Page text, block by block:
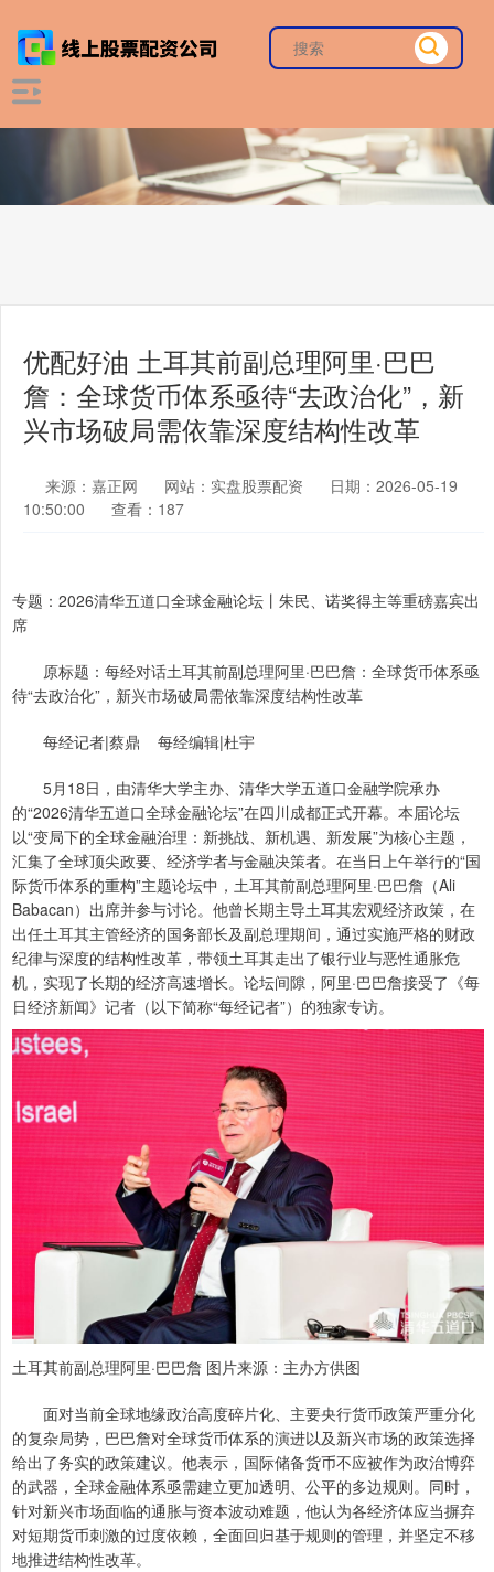
优配好油 土耳其前副总理阿里·巴巴
詹：全球货币体系亟待“去政治化”，新
兴市场破局需依靠深度结构性改革
来源：嘉正网 网站：实盘股票配资
日期：2026-05-19
10:50:00
查看：187
专题：2026清华五道口全球金融论坛丨朱民、诺奖得主等重磅嘉宾出
席
原标题：每经对话土耳其前副总理阿里·巴巴詹：全球货币体系亟
待“去政治化”，新兴市场破局需依靠深度结构性改革
每经记者|蔡鼎 每经编辑|杜宇
5月18日，由清华大学主办、清华大学五道口金融学院承办
的“2026清华五道口全球金融论坛”在四川成都正式开幕。本届论坛
以“变局下的全球金融治理：新挑战、新机遇、新发展”为核心主题，
汇集了全球顶尖政要、经济学者与金融决策者。在当日上午举行的“国
际货币体系的重构”主题论坛中，土耳其前副总理阿里·巴巴詹（Ali
Babacan）出席并参与讨论。他曾长期主导土耳其宏观经济政策，在
出任土耳其主管经济的国务部长及副总理期间，通过实施严格的财政
纪律与深度的结构性改革，带领土耳其走出了银行业与恶性通胀危
机，实现了长期的经济高速增长。论坛间隙，阿里·巴巴詹接受了《每
日经济新闻》记者（以下简称“每经记者”）的独家专访。
土耳其前副总理阿里·巴巴詹 图片来源：主办方供图
面对当前全球地缘政治高度碎片化、主要央行货币政策严重分化
的复杂局势，巴巴詹对全球货币体系的演进以及新兴市场的政策选择
给出了务实的政策建议。他表示，国际储备货币不应被作为政治博弈
的武器，全球金融体系亟需建立更加透明、公平的多边规则。同时，
针对新兴市场面临的通胀与资本波动难题，他认为各经济体应当摒弃
对短期货币刺激的过度依赖，全面回归基于规则的管理，并坚定不移
地推进结构性改革。